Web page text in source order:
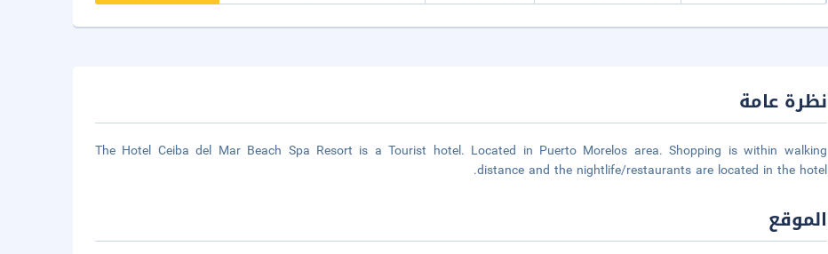
نظرة عامة
The Hotel Ceiba del Mar Beach Spa Resort is a Tourist hotel. Located in Puerto Morelos area. Shopping is within walking
distance and the nightlife/restaurants are located in the hotel.
الموقع